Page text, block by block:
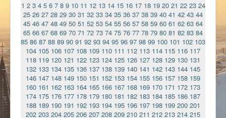
1 2 3 4 5 6 7 8 9 10 11 12 13 14 15 16 17 18 19 20 21 22 23 24
25 26 27 28 29 30 31 32 33 34 35 36 37 38 39 40 41 42 43 44
45 46 47 48 49 50 51 52 53 54 55 56 57 58 59 60 61 62 63 64
65 66 67 68 69 70 71 72 73 74 75 76 77 78 79 80 81 82 83 84
85 86 87 88 89 90 91 92 93 94 95 96 97 98 99 100 101 102 103
104 105 106 107 108 109 110 111 112 113 114 115 116 117
118 119 120 121 122 123 124 125 126 127 128 129 130 131
132 133 134 135 136 137 138 139 140 141 142 143 144 145
146 147 148 149 150 151 152 153 154 155 156 157 158 159
160 161 162 163 164 165 166 167 168 169 170 171 172 173
174 175 176 177 178 179 180 181 182 183 184 185 186 187
188 189 190 191 192 193 194 195 196 197 198 199 200 201
202 203 204 205 206 207 208 209 210 211 212 213 214 215